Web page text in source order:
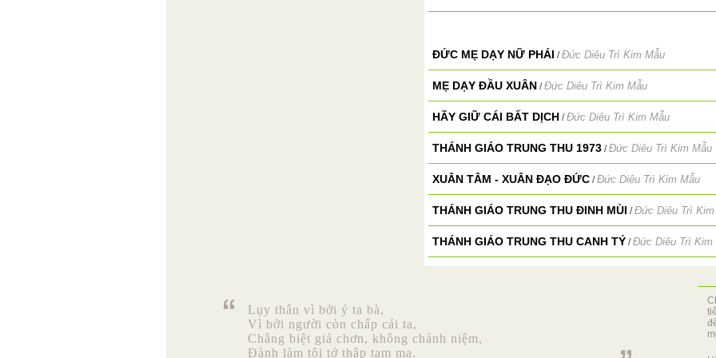
ĐỨC MẸ DẠY NỮ PHÁI /Đức Diêu Trì Kim Mẫu
MẸ DẠY ĐẦU XUÂN /Đức Diêu Trì Kim Mẫu
HÃY GIỮ CÁI BẤT DỊCH /Đức Diêu Trì Kim Mẫu
THÁNH GIÁO TRUNG THU 1973 /Đức Diêu Trì Kim Mẫu
XUÂN TÂM - XUÂN ĐẠO ĐỨC /Đức Diêu Trì Kim Mẫu
THÁNH GIÁO TRUNG THU ĐINH MÙI /Đức Diêu Trì Kim
THÁNH GIÁO TRUNG THU CANH TÝ /Đức Diêu Trì Kim
Lụy thân vì bởi ý ta bà,
Vì bởi người còn chấp cái ta,
Chẳng biệt giả chơn, không chánh niệm,
Đành làm tôi tớ thập tam ma.